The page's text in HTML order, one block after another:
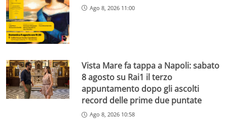
Ago 8, 2026 11:00
Vista Mare fa tappa a Napoli: sabato
8 agosto su Rai1 il terzo
appuntamento dopo gli ascolti
record delle prime due puntate
Ago 8, 2026 10:58